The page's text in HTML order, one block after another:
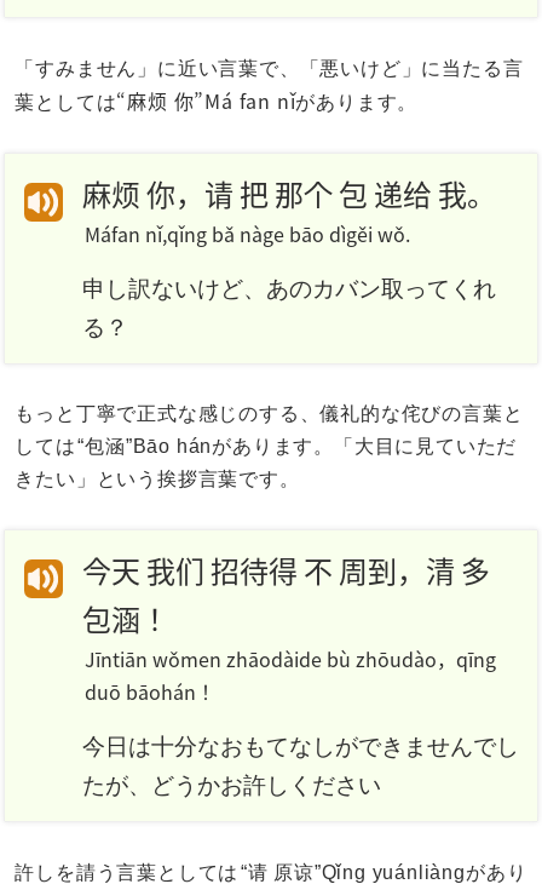
「すみません」に近い言葉で、「悪いけど」に当たる言
葉としては“麻烦 你”Má fan nǐがあります。
麻烦 你，请 把 那个 包 递给 我。
Máfan nǐ,qǐng bǎ nàge bāo dìgěi wǒ.
申し訳ないけど、あのカバン取ってくれ
る？
もっと丁寧で正式な感じのする、儀礼的な侘びの言葉と
しては “包涵”Bāo hánがあります。「大目に見ていただ
きたい」という挨拶言葉です。
今天 我们 招待得 不 周到，清 多
包涵！
Jīntiān wǒmen zhāodàide bù zhōudào，qīng
duō bāohán！
今日は十分なおもてなしができませんでし
たが、どうかお許しください
許しを請う言葉としては “请 原谅”Qǐng yuánliàngがあり